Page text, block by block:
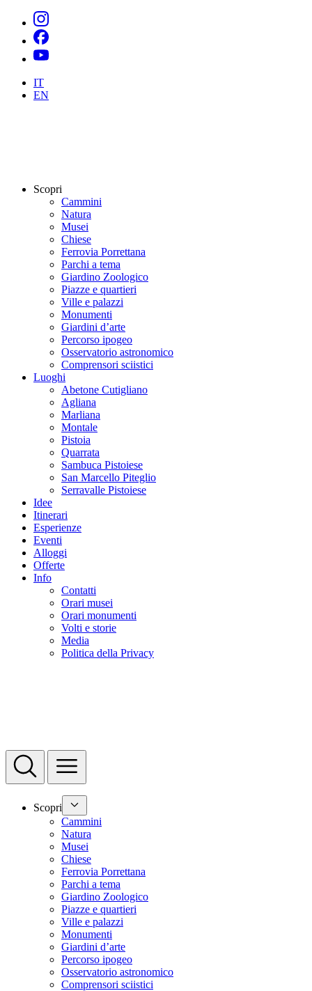
IT
EN
Scopri
Cammini
Natura
Musei
Chiese
Ferrovia Porrettana
Parchi a tema
Giardino Zoologico
Piazze e quartieri
Ville e palazzi
Monumenti
Giardini d’arte
Percorso ipogeo
Osservatorio astronomico
Comprensori sciistici
Luoghi
Abetone Cutigliano
Agliana
Marliana
Montale
Pistoia
Quarrata
Sambuca Pistoiese
San Marcello Piteglio
Serravalle Pistoiese
Idee
Itinerari
Esperienze
Eventi
Alloggi
Offerte
Info
Contatti
Orari musei
Orari monumenti
Volti e storie
Media
Politica della Privacy
Scopri
Cammini
Natura
Musei
Chiese
Ferrovia Porrettana
Parchi a tema
Giardino Zoologico
Piazze e quartieri
Ville e palazzi
Monumenti
Giardini d’arte
Percorso ipogeo
Osservatorio astronomico
Comprensori sciistici